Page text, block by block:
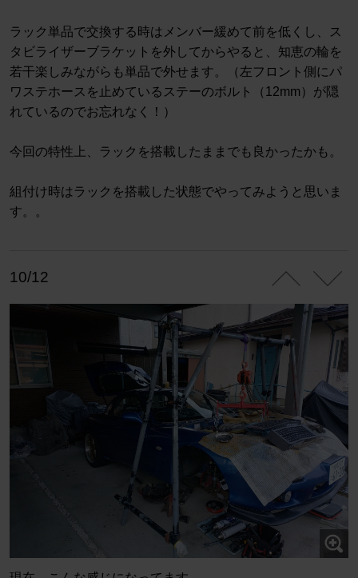
ラック単品で交換する時はメンバー緩めて前を低くし、ス
タビライザーブラケットを外してからやると、知恵の輪を
若干楽しみながらも単品で外せます。（左フロント側にパ
ワステホースを止めているステーのボルト（12mm）が隠
れているのでお忘れなく！）
今回の特性上、ラックを搭載したままでも良かったかも。
組付け時はラックを搭載した状態でやってみようと思いま
す。。
10/12